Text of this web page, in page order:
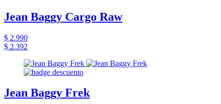
Jean Baggy Cargo Raw
$ 2.990
$ 2.392
Jean Baggy Frek